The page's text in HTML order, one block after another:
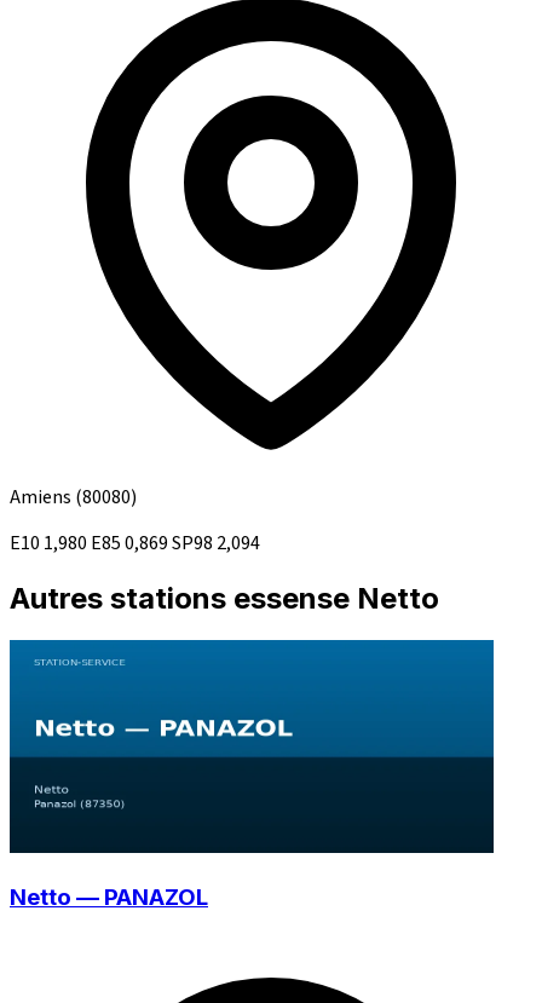
Amiens (80080)
E10 1,980 E850,869SP98 2,094
Autres stations essense Netto
Netto — PANAZOL